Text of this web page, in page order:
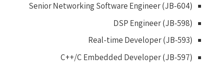
Senior Networking Software Engineer (JB-604)
DSP Engineer (JB-598)
Real-time Developer (JB-593)
C++/C Embedded Developer (JB-597)